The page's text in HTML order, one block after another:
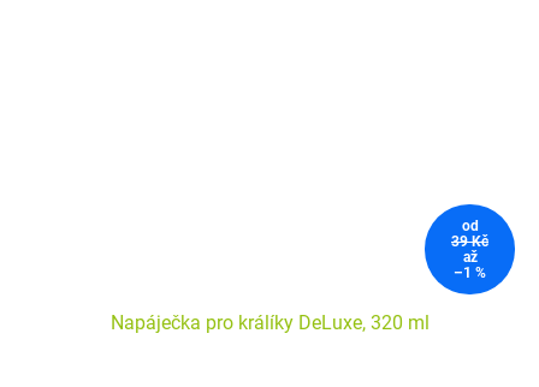
od
39 Kč
až
–1 %
Napáječka pro králíky DeLuxe, 320 ml